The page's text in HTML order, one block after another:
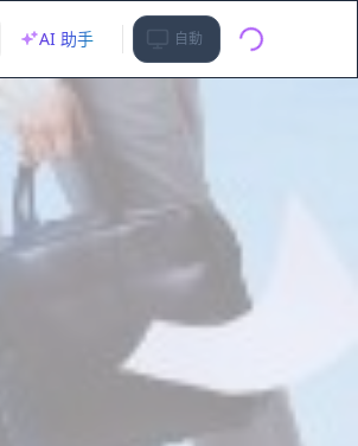
AI 助手 自動